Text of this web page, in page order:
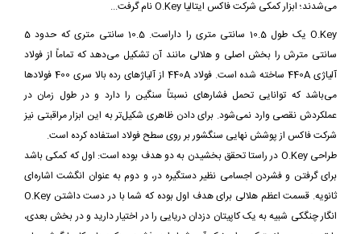
می‌شدند؛ ابزار کمکی شرکت فاکس ایتالیا O.Key نام گرفت...
O.Key یک طول 10.5 سانتی متری را داراست. 10.5 سانتی متری که حدود 5
سانتی مترش را بخش اصلی و هلالی مانند آن تشکیل می‌دهد که تماماً از فولاد
آلیاژی 440A ساخته شده است. فولاد 440A از آلیاژهای رده بالا سری 400 فولادها
می‌باشد که توانایی تحمل فشارهای نسبتاً سنگین را دارد و در طول زمان در
عملکردش نقصی وارد نمی‌شود. برای دادن ظاهری شکیل‌تر به این ابزار مراقبتی نیز
شرکت فاکس از پوشش نهایی سنگشور بر روی سطح فولاد استفاده کرده است.
طراحی O.Key در راستا تحقق بخشیدن به دو هدف بوده است: اول که کمکی باشد
برای گرفتن و فشردن اجسامی نظیر دستگیره در، و دوم به عنوان انگشت اشاره‌ای
ثانویه. قسمت اعظم هلالی برای هدف اول بوده که شما با در دست داشتن O.Key
انگار چنگکی شبیه به یک کاپیتان دزدان دریایی را در اختیار دارید و در بخش بعدی،